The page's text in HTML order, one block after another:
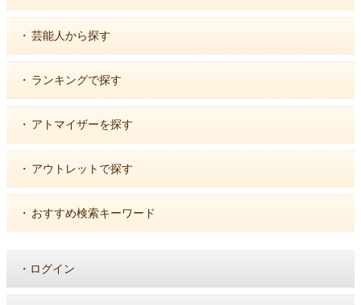
・ 芸能人から探す
・ ランキングで探す
・ アトマイザーを探す
・ アウトレットで探す
・ おすすめ検索キーワード
・ ログイン